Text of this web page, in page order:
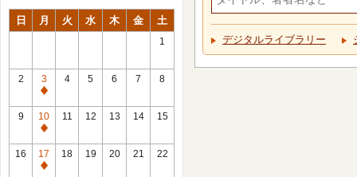
日 月 火 水 木 金 土
1
2
3
休
館
日
4 5 6 7 8
9
10
休
館
日
11 12 13 14 15
16
17
休
18 19 20 21 22
デジタルライブラリー